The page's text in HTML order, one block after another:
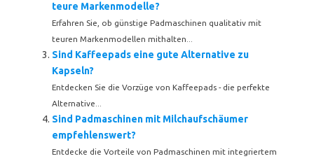
teure Markenmodelle?
Erfahren Sie, ob günstige Padmaschinen qualitativ mit
teuren Markenmodellen mithalten...
Sind Kaffeepads eine gute Alternative zu
Kapseln?
Entdecken Sie die Vorzüge von Kaffeepads - die perfekte
Alternative...
Sind Padmaschinen mit Milchaufschäumer
empfehlenswert?
Entdecke die Vorteile von Padmaschinen mit integriertem